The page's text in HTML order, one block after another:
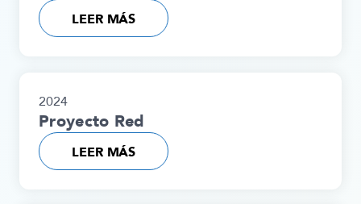
LEER MÁS
2024
Proyecto Red
LEER MÁS